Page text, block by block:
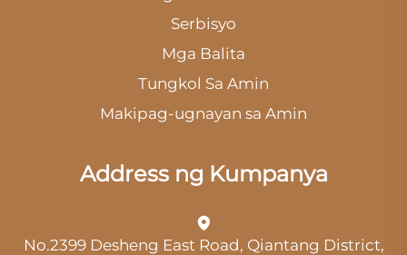
Serbisyo
Mga Balita
Tungkol Sa Amin
Makipag-ugnayan sa Amin
Address ng Kumpanya
No.2399 Desheng East Road, Qiantang District,